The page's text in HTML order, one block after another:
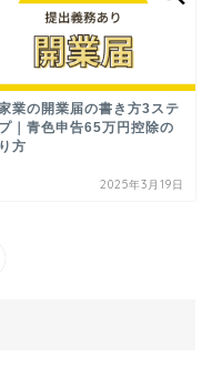
業の開業届の書き方3ステ
｜青色申告65万円控除の
方
2025年3月19日